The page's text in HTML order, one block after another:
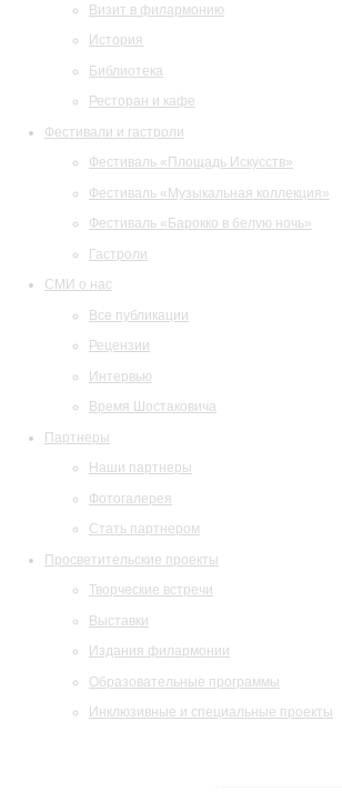
Визит в филармонию
История
Библиотека
Ресторан и кафе
Фестивали и гастроли
Фестиваль «Площадь Искусств»
Фестиваль «Музыкальная коллекция»
Фестиваль «Барокко в белую ночь»
Гастроли
СМИ о нас
Все публикации
Рецензии
Интервью
Время Шостаковича
Партнеры
Наши партнеры
Фотогалерея
Стать партнером
Просветительские проекты
Творческие встречи
Выставки
Издания филармонии
Образовательные программы
Инклюзивные и специальные проекты